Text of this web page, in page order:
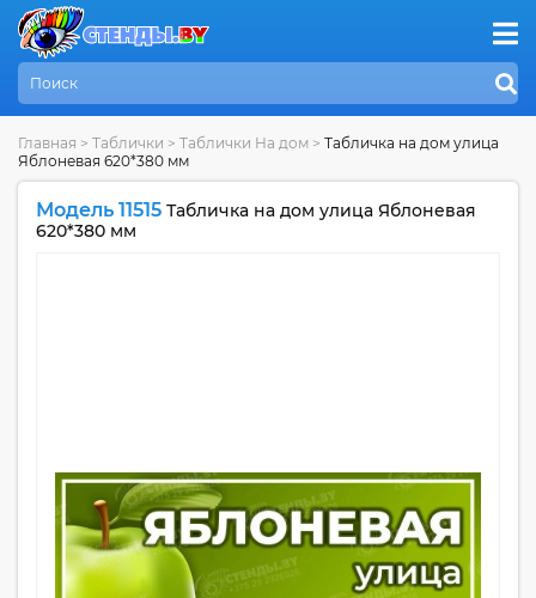
Главная > Таблички > Таблички На дом > Табличка на дом улица
Яблоневая 620*380 мм
Модель 11515 Табличка на дом улица Яблоневая
620*380 мм